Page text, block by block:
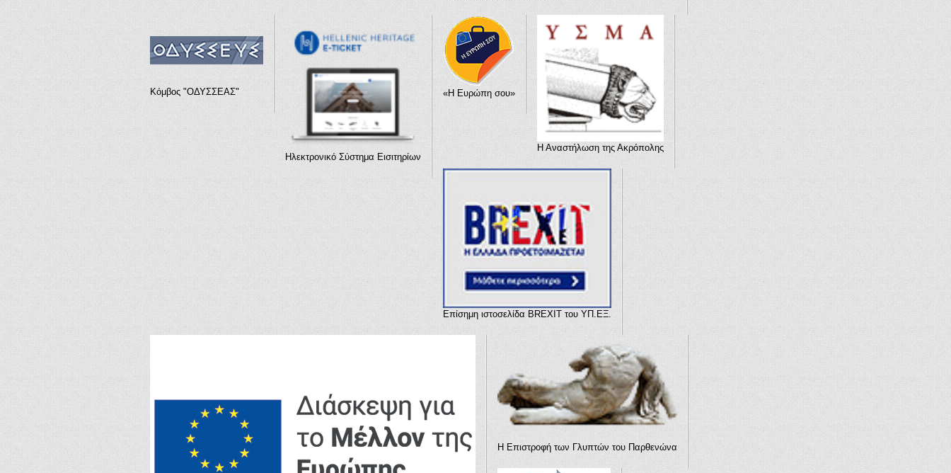
Κόμβος "ΟΔΥΣΣΕΑΣ"
Ηλεκτρονικό Σύστημα Εισιτηρίων
«Η Ευρώπη σου»
Η Αναστήλωση της Ακρόπολης
Επίσημη ιστοσελίδα BREXIT του ΥΠ.ΕΞ.
Η Επιστροφή των Γλυπτών του Παρθενώνα